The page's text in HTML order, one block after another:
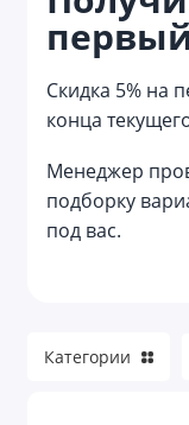
Скидка 5% на
конца
Менеджер
подборку
под вас.
Весы кухонные
Винные
Графины
Заварочные
Контейнеры
Категории